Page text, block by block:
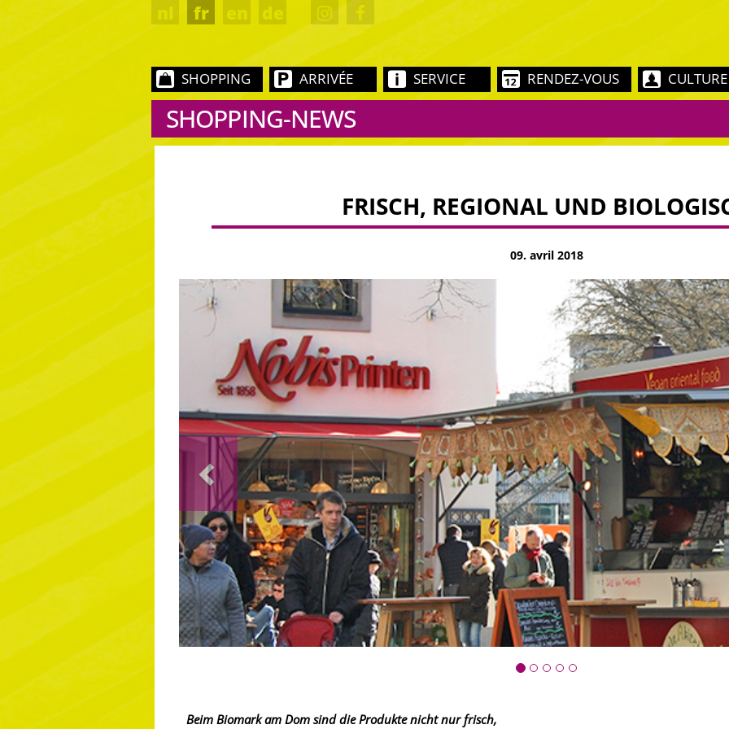
fr de
SHOPPING ARRIVÉE SERVICE RENDEZ-VOUS CULTURE
SHOPPING-NEWS
FRISCH, REGIONAL UND
09. avril 2018
Previous
Beim Biomark am Dom sind die Produkte nicht nur frisch,